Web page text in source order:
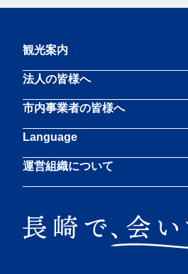
観光案内
法人の皆様へ
市内事業者の皆様へ
Language
運営組織について